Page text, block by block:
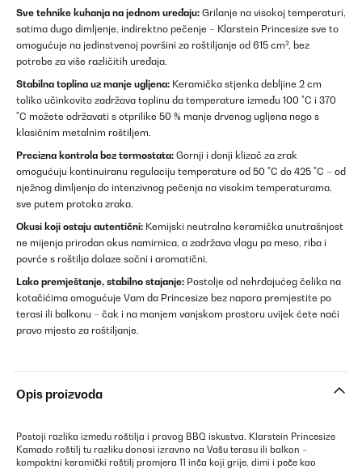
Sve tehnike kuhanja na jednom uređaju: Grilanje na visokoj temperaturi,
satima dugo dimljenje, indirektno pečenje – Klarstein Princesize sve to
omogućuje na jedinstvenoj površini za roštiljanje od 615 cm², bez
potrebe za više različitih uređaja.
Stabilna toplina uz manje ugljena: Keramička stjenka debljine 2 cm
toliko učinkovito zadržava toplinu da temperature između 100 °C i 370
°C možete održavati s otprilike 50 % manje drvenog ugljena nego s
klasičnim metalnim roštiljem.
Precizna kontrola bez termostata: Gornji i donji klizač za zrak
omogućuju kontinuiranu regulaciju temperature od 50 °C do 425 °C – od
nježnog dimljenja do intenzivnog pečenja na visokim temperaturama,
sve putem protoka zraka.
Okusi koji ostaju autentični: Kemijski neutralna keramička unutrašnjost
ne mijenja prirodan okus namirnica, a zadržava vlagu pa meso, riba i
povrće s roštilja dolaze sočni i aromatični.
Lako premještanje, stabilno stajanje: Postolje od nehrđajućeg čelika na
kotačićima omogućuje Vam da Princesize bez napora premjestite po
terasi ili balkonu – čak i na manjem vanjskom prostoru uvijek ćete naći
pravo mjesto za roštiljanje.
Opis proizvoda
Postoji razlika između roštilja i pravog BBQ iskustva. Klarstein Princesize
Kamado roštilj tu razliku donosi izravno na Vašu terasu ili balkon –
kompaktni keramički roštilj promjera 11 inča koji grije, dimi i peče kao